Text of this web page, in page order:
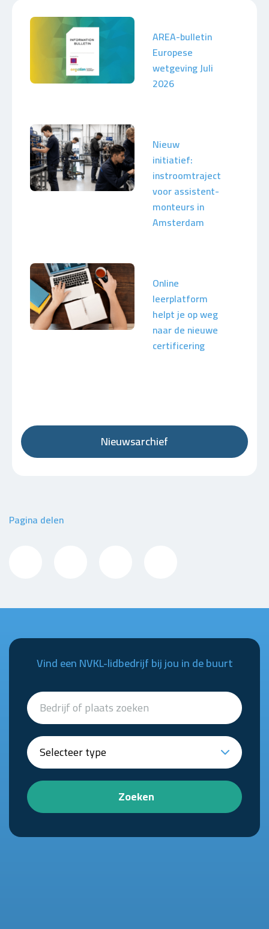
AREA-bulletin
Europese
wetgeving Juli
2026
Nieuw
initiatief:
instroomtraject
voor assistent-
monteurs in
Amsterdam
Online
leerplatform
helpt je op weg
naar de nieuwe
certificering
Nieuwsarchief
Pagina delen
Vind een NVKL-lidbedrijf bij jou in de buurt
Zoeken